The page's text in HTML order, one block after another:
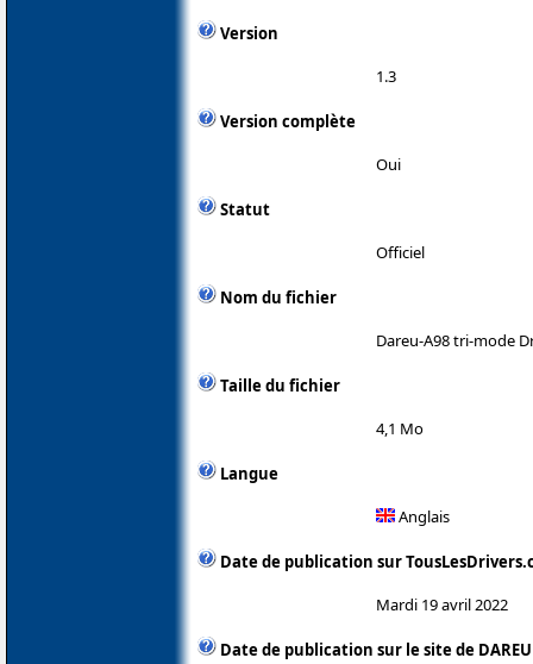
Version
1.3
Version complète
Oui
Statut
Officiel
Nom du fichier
Dareu-A98 tri-mode
Taille du fichier
4,1 Mo
Langue
Anglais
Date de publication sur
Mardi 19 avril 2022
Date de publication sur le site de DAREU